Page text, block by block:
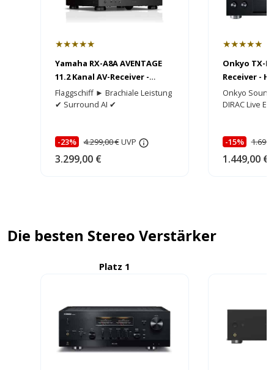
★★★★★
Yamaha RX-A8A AVENTAGE
11.2 Kanal AV-Receiver -
HEIMKINORAUM Edition
Flaggschiff ► Brachiale Leistung
✔ Surround AI ✔
-23% 4.299,00 €UVP
3.299,00 €
★★★★★
Onkyo TX-
Receiver -
Edition
Onkyo
DIRAC Live
-15%
1.449,00 €
Die besten Stereo Verstärker
Platz 1